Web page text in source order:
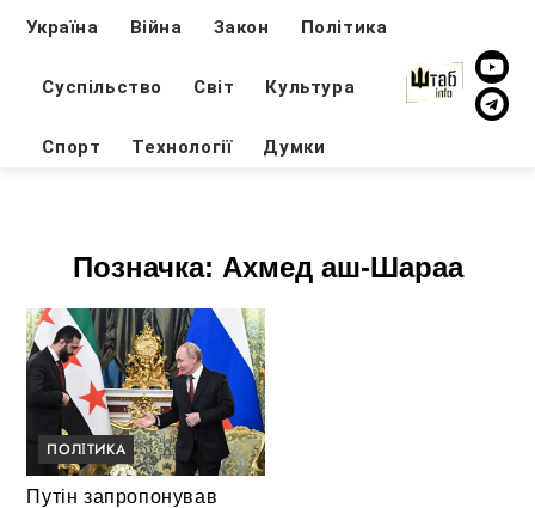
Україна Війна Закон Політика
Суспільство Світ Культура
Спорт Технології Думки
Позначка: Ахмед аш-Шараа
ПОЛІТИКА
Путін запропонував